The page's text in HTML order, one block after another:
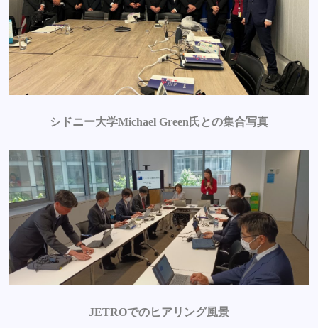
シドニー大学Michael Green氏との集合写真
JETROでのヒアリング風景